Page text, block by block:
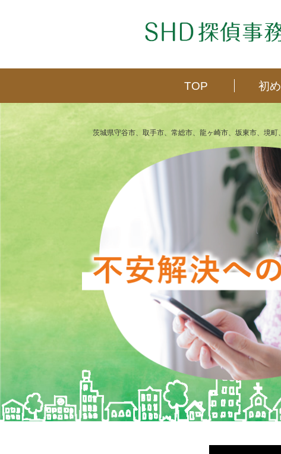
TOP 初
茨城県守谷市、取手市、常総市、龍ヶ崎市、坂東市、境